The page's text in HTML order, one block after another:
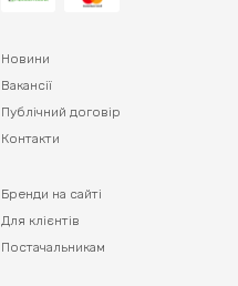
Новини
Вакансії
Публічний договір
Контакти
Бренди на сайті
Для клієнтів
Постачальникам